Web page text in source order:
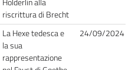
riscrittura di Brecht
La Hexe tedesca e
la sua
rappresentazione
24/09/2024